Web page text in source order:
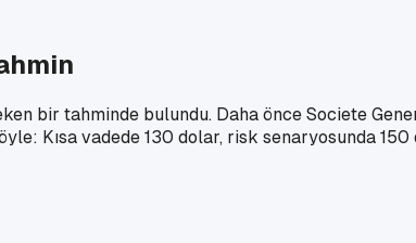
tahminde bulundu. Daha önce Societe
Kısa vadede 130 dolar, risk senaryosunda 150